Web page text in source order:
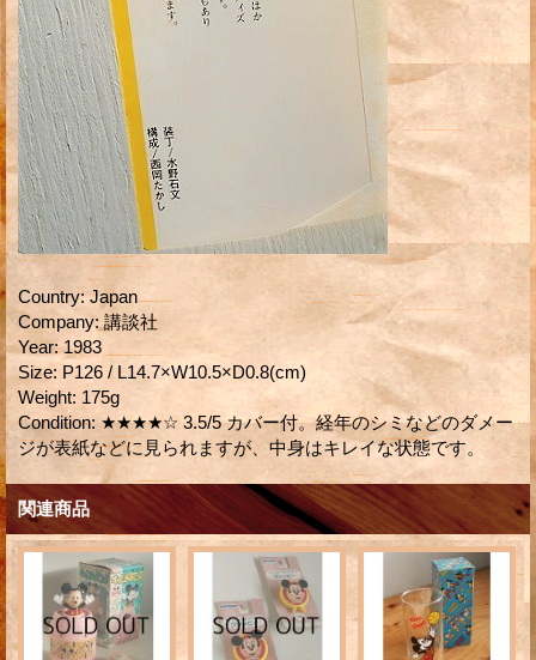
Country: Japan
Company: 講談社
Year: 1983
Size: P126 / L14.7×W10.5×D0.8(cm)
Weight: 175g
Condition: ★★★★☆ 3.5/5 カバー付。経年のシミなどのダメー
ジが表紙などに見られますが、中身はキレイな状態です。
関連商品